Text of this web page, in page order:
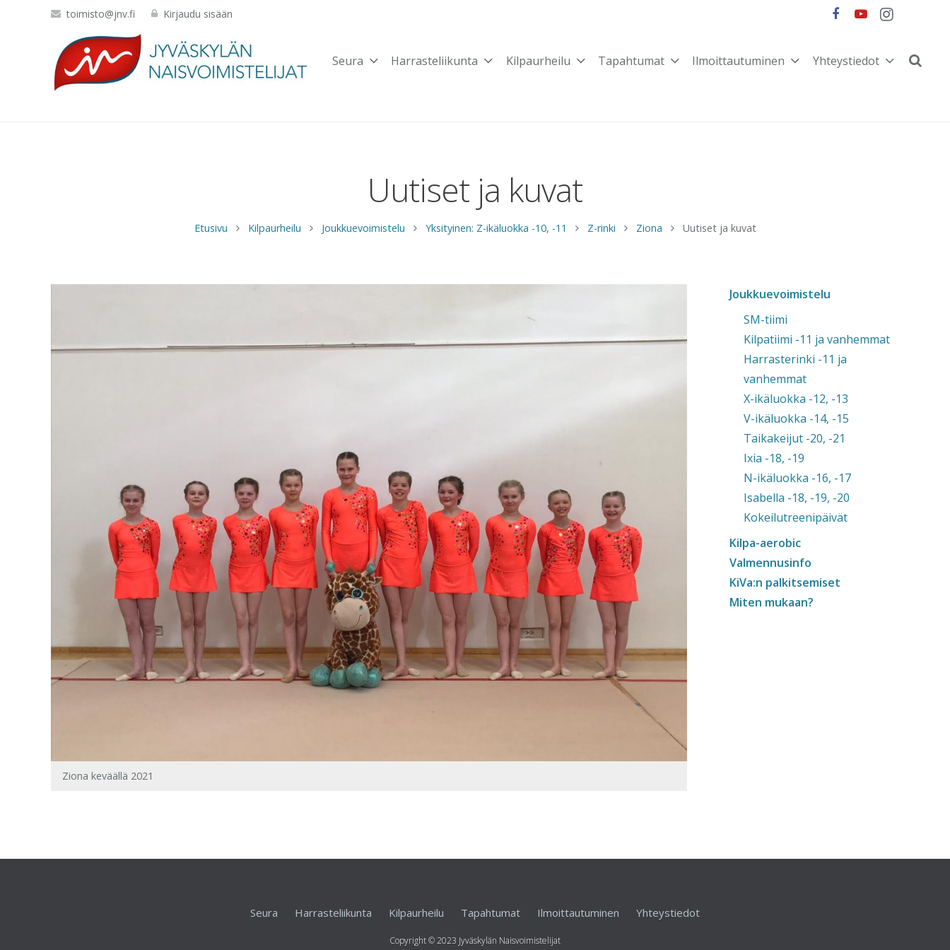
toimisto@jnv.fi Kirjaudu sisään
Seura Harrasteliikunta Kilpaurheilu Tapahtumat Ilmoittautuminen Yhteystiedot
Uutiset ja kuvat
Etusivu Kilpaurheilu Joukkuevoimistelu Yksityinen: Z-ikäluokka -10, -11 Z-rinki Ziona Uutiset ja kuvat
Ziona keväällä 2021
Joukkuevoimistelu
SM-tiimi
Kilpatiimi -11 ja vanhemmat
Harrasterinki -11 ja
vanhemmat
X-ikäluokka -12, -13
V-ikäluokka -14, -15
Taikakeijut -20, -21
Ixia -18, -19
N-ikäluokka -16, -17
Isabella -18, -19, -20
Kokeilutreenipäivät
Kilpa-aerobic
Valmennusinfo
KiVa:n palkitsemiset
Miten mukaan?
Seura Harrasteliikunta Kilpaurheilu Tapahtumat Ilmoittautuminen Yhteystiedot
Copyright © 2023 Jyväskylän Naisvoimistelijat